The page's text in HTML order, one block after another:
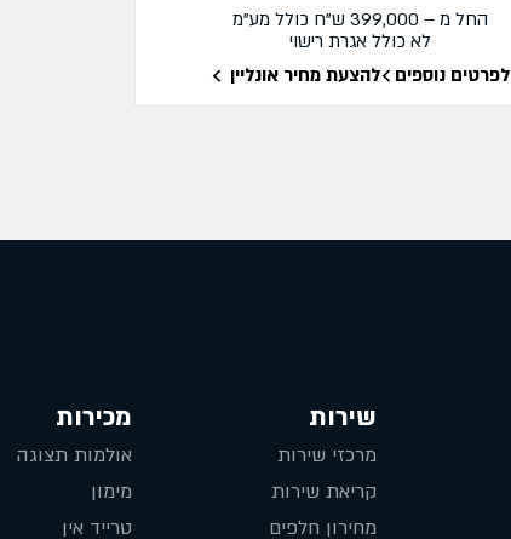
החל מ – 399,000 ש"ח כולל מע"מ
לא כולל אגרת רישוי
לפרטים נוספים
להצעת מחיר אונליין
שירות
מרכזי שירות
קריאת שירות
מחירון חלפים
מכירות
אולמות תצוגה
מימון
טרייד אין